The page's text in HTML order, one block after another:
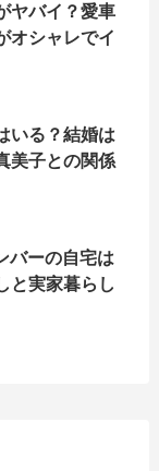
ヤバイ？愛車
オシャレでイ
いる？結婚は
美子との関係
バーの自宅は
と実家暮らし